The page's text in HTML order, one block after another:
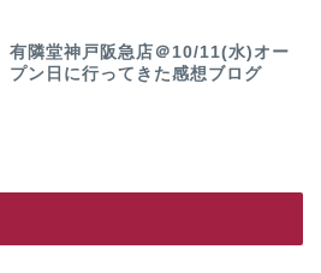
有隣堂神戸阪急店＠10/11(水)オー
プン日に行ってきた感想ブログ